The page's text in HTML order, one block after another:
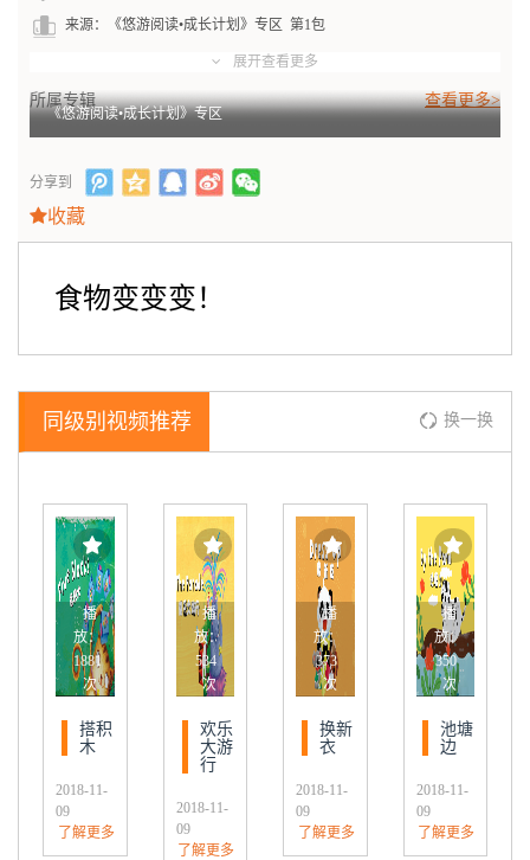
来源： 《悠游阅读•成长计划》专区 第1包
展开查看更多
所属专辑 查看更多>
《悠游阅读•成长计划》专区
分享到
收藏
食物变变变！
同级别视频推荐 换一换
播
放：
1881
次
搭积
木
2018-11-
09
了解更多
播
放：
534
次
欢乐
大游
行
2018-11-
09
了解更多
播
放：
373
次
换新
衣
2018-11-
09
了解更多
播
放：
350
次
池塘
边
2018-11-
09
了解更多